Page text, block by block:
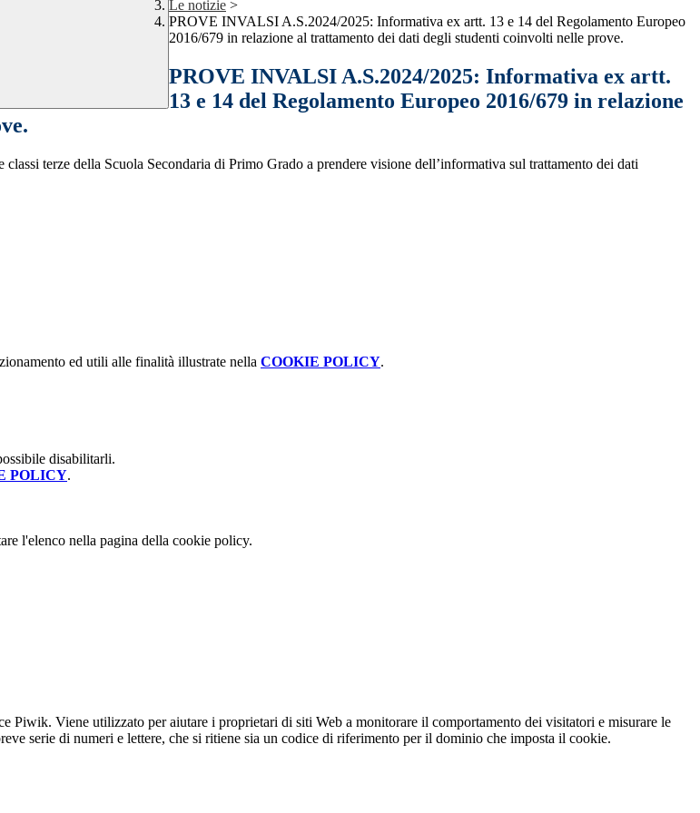
Le notizie >
PROVE INVALSI A.S.2024/2025: Informativa ex artt. 13 e 14 del Regolamento Europeo
2016/679 in relazione al trattamento dei dati degli studenti coinvolti nelle prove.
PROVE INVALSI A.S.2024/2025: Informativa ex artt.
13 e 14 del Regolamento Europeo 2016/679 in relazione
terze della Scuola Secondaria di Primo Grado a prendere visione dell’informativa sul trattamento dei dati
ed utili alle finalità illustrate nella COOKIE POLICY.
disabilitarli.
POLICY.
l'elenco nella pagina della cookie policy.
Piwik. Viene utilizzato per aiutare i proprietari di siti Web a monitorare il comportamento dei visitatori e misurare le
serie di numeri e lettere, che si ritiene sia un codice di riferimento per il dominio che imposta il cookie.